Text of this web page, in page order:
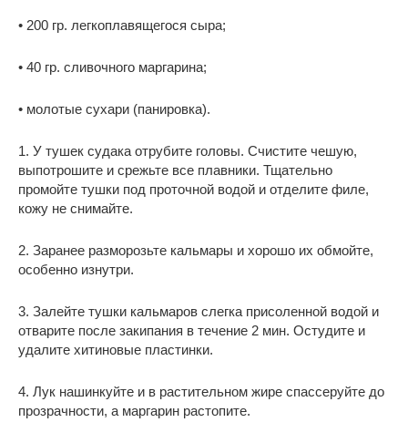
• 200 гр. легкоплавящегося сыра;
• 40 гр. сливочного маргарина;
• молотые сухари (панировка).
1. У тушек судака отрубите головы. Счистите чешую,
выпотрошите и срежьте все плавники. Тщательно
промойте тушки под проточной водой и отделите филе,
кожу не снимайте.
2. Заранее разморозьте кальмары и хорошо их обмойте,
особенно изнутри.
3. Залейте тушки кальмаров слегка присоленной водой и
отварите после закипания в течение 2 мин. Остудите и
удалите хитиновые пластинки.
4. Лук нашинкуйте и в растительном жире спассеруйте до
прозрачности, а маргарин растопите.